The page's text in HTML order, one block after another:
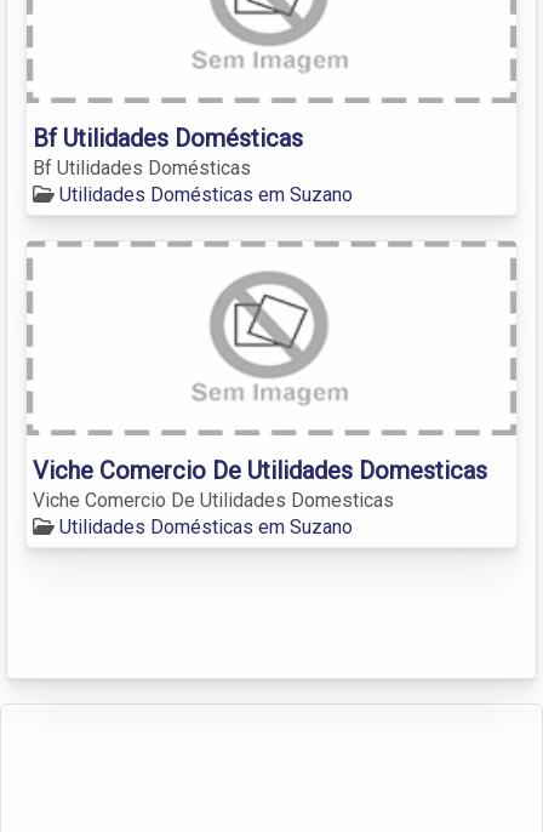
Bf Utilidades Domésticas
Bf Utilidades Domésticas
Utilidades Domésticas em Suzano
Viche Comercio De Utilidades Domesticas
Viche Comercio De Utilidades Domesticas
Utilidades Domésticas em Suzano